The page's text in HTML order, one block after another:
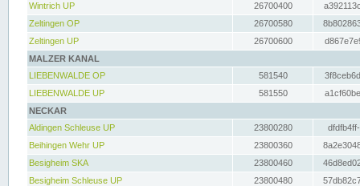
Wintrich UP
26700400
Zeltingen OP
26700580
Zeltingen UP
26700600
MALZER KANAL
LIEBENWALDE OP
581540
LIEBENWALDE UP
581550
NECKAR
Aldingen Schleuse UP
23800280
Beihingen Wehr UP
23800360
Besigheim SKA
23800460
Besigheim Schleuse UP
23800480